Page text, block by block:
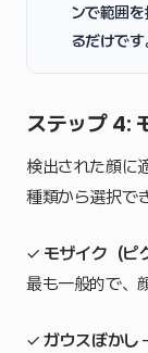
ンで範囲
るだけです
ステップ 4:
検出された顔に
種類から選択で
✓ モザイク（ピ
最も一般的で、
✓ガウスぼかし